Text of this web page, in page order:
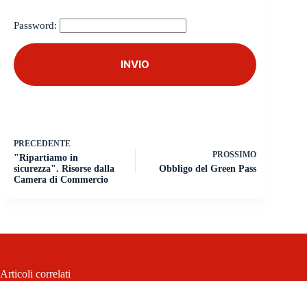
Password:
PRECEDENTE
"Ripartiamo in
sicurezza". Risorse dalla
Camera di Commercio
PROSSIMO
Obbligo del Green Pass
Articoli correlati